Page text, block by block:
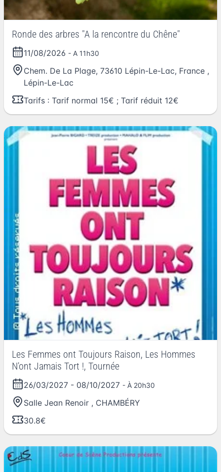
Ronde des arbres "A la rencontre du Chêne"
11/08/2026 - A 11h30
Chem. De La Plage, 73610 Lépin-Le-Lac, France ,
Lépin-Le-Lac
Tarifs : Tarif normal 15€ ; Tarif réduit 12€
Les Femmes ont Toujours Raison, Les Hommes
N'ont Jamais Tort !, Tournée
26/03/2027 - 08/10/2027 - À 20h30
Salle Jean Renoir , CHAMBÉRY
30.8€